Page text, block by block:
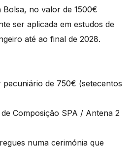
Bolsa, no valor de 1500€
ser aplicada em estudos de
até ao final de 2028.
de 750€ (setecentos
Composição SPA / Antena 2
numa cerimónia que